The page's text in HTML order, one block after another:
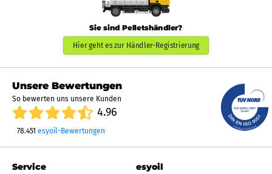
Sie sind Pelletshändler?
Hier geht es zur Händler-Registrierung
Unsere Bewertungen
So bewerten uns unsere Kunden
4.96
78.451 esyoil-Bewertungen
Service esyoil